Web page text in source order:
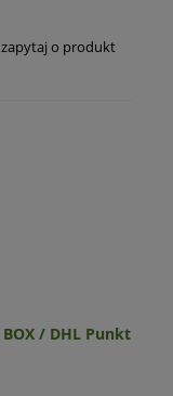
zapytaj o produkt
/ DHL Punkt